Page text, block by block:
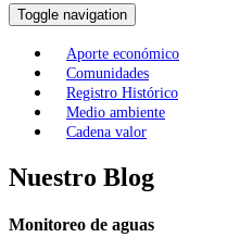
Toggle navigation
Aporte económico
Comunidades
Registro Histórico
Medio ambiente
Cadena valor
Nuestro Blog
Monitoreo de aguas